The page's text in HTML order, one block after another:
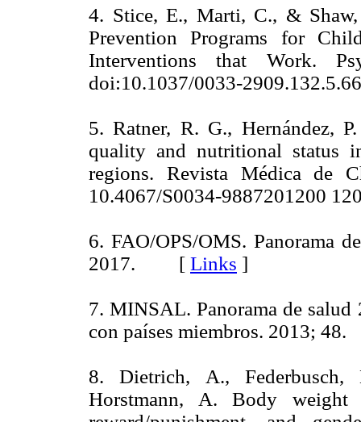
4. Stice, E., Marti, C., &
Prevention Programs for
Interventions that Work.
doi:10.1037/0033-
5. Ratner, R. G., Hernández,
quality and nutritional status
regions. Revista Médica de
10.4067/S0034-
6. FAO/OPS/OMS. Panorama
2017. [ Links ]
7. MINSAL. Panorama de
con países miembros. 2013;
8. Dietrich, A.,
Horstmann, A. Body weight